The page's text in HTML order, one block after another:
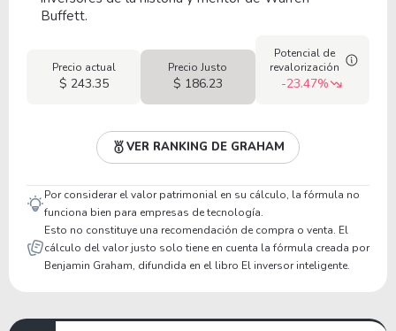
Buffett.
Precio actual
$ 243.35
Precio Justo
$ 186.23
Potencial de
revalorización
-23.47%
VER RANKING DE GRAHAM
Por considerar el valor patrimonial en su cálculo, la fórmula no
funciona bien para empresas de tecnología.
Esto no constituye una recomendación de compra o venta. El
cálculo del valor justo solo tiene en cuenta la fórmula creada por
Benjamin Graham, difundida en el libro El inversor inteligente.